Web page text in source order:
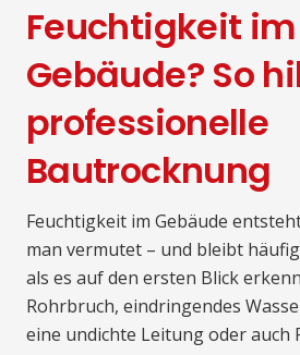
Feuchtigkeit im
Gebäude? So
professionelle
Bautrocknung
Feuchtigkeit im Gebäude
man vermutet – und bleibt
als es auf den ersten Blick
Rohrbruch, eindringendes
eine undichte Leitung oder auch